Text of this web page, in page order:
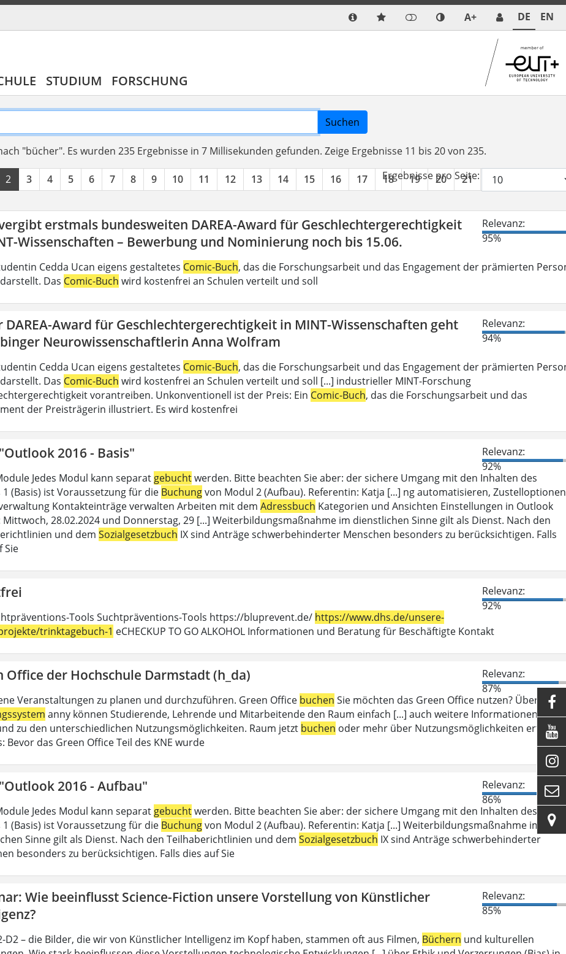
A+ DE EN
STUDIUM FORSCHUNG
Suchen
"bücher". Es wurden 235 Ergebnisse in 7 Millisekunden gefunden. Zeige Ergebnisse 11 bis 20 von 235.
2 3 4 5 6 7 8 9 10 11 12 13 14 15 16 17 18 19 20 21 22
Ergebnisse pro Seite:
erstmals bundesweiten DAREA-Award für Geschlechtergerechtigkeit
Wissenschaften – Bewerbung und Nominierung noch bis 15.06.
Relevanz:
95%
Cedda Ucan eigens gestaltetes Comic-Buch, das die Forschungsarbeit und das Engagement der prämierten
Das Comic-Buch wird kostenfrei an Schulen verteilt und soll
DAREA-Award für Geschlechtergerechtigkeit in MINT-Wissenschaften geht
Neurowissenschaftlerin Anna Wolfram
Relevanz:
94%
Cedda Ucan eigens gestaltetes Comic-Buch, das die Forschungsarbeit und das Engagement der prämierten
Das Comic-Buch wird kostenfrei an Schulen verteilt und soll [...] industrieller MINT-Forschung
vorantreiben. Unkonventionell ist der Preis: Ein Comic-Buch, das die Forschungsarbeit und das
der Preisträgerin illustriert. Es wird kostenfrei
2016 - Basis"
Relevanz:
92%
Jedes Modul kann separat gebuchtwerden. Bitte beachten Sie aber: der sichere Umgang mit den Inhalten des
(Basis) ist Voraussetzung für die Buchungvon Modul 2 (Aufbau). Referentin: Katja [...] ng automatisieren, Zustelloptionen
Kontakteinträge verwalten Arbeiten mit dem Adressbuch Kategorien und Ansichten Einstellungen in Outlook
Mittwoch, 28.02.2024 und Donnerstag, 29 [...] Weiterbildungsmaßnahme im dienstlichen Sinne gilt als Dienst. Nach den
und dem Sozialgesetzbuch IX sind Anträge schwerbehinderter Menschen besonders zu berücksichtigen. Falls
Sie
Relevanz:
92%
Tools Suchtpräventions-Tools https://bluprevent.de/ https://www.dhs.de/unsere-
trinktagebuch-1 eCHECKUP TO GO ALKOHOL Informationen und Beratung für Beschäftigte Kontakt
Office der Hochschule Darmstadt (h_da)
Relevanz:
87%
Veranstaltungen zu planen und durchzuführen. Green Office buchen Sie möchten das Green Office nutzen? Über das
anny können Studierende, Lehrende und Mitarbeitende den Raum einfach [...] auch weitere Informationen zum
zu den unterschiedlichen Nutzungsmöglichkeiten. Raum jetzt buchen oder mehr über Nutzungsmöglichkeiten
Bevor das Green Office Teil des KNE wurde
2016 - Aufbau"
Relevanz:
86%
Jedes Modul kann separat gebuchtwerden. Bitte beachten Sie aber: der sichere Umgang mit den Inhalten des
(Basis) ist Voraussetzung für die Buchungvon Modul 2 (Aufbau). Referentin: Katja [...] Weiterbildungsmaßnahme im
Sinne gilt als Dienst. Nach den Teilhaberichtlinien und dem Sozialgesetzbuch IX sind Anträge schwerbehinderter
besonders zu berücksichtigen. Falls dies auf Sie
Wie beeinflusst Science-Fiction unsere Vorstellung von Künstlicher
Relevanz:
85%
D2 – die Bilder, die wir von Künstlicher Intelligenz im Kopf haben, stammen oft aus Filmen, Büchern und kulturellen




